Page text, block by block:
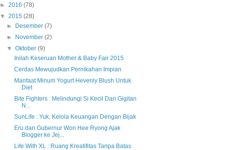
► 2016 (78)
▼ 2015 (28)
► Desember(7)
► November(2)
▼Oktober(9)
Inilah Keseruan Mother & Baby Fair 2015
Cerdas Mewujudkan Pernikahan Impian
Manfaat Minum Yogurt Hevenly Blush Untuk
Diet
Bite Fighters : Melindungi Si Kecil Dari Gigitan
N...
SunLife : Yuk, Kelola Keuangan Dengan Bijak
Eru dan Gubernur Won Hee Ryong Ajak
Blogger ke Jej...
Life With XL : Ruang Kreatifitas Tanpa Batas